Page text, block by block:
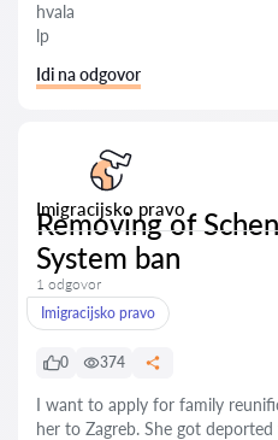
hvala
lp
Idi na odgovor
Imigracijsko pravo
Removing of
System ban
1 odgovor
Imigracijsko pravo
0 374
I want to apply for family
her to Zagreb. She got